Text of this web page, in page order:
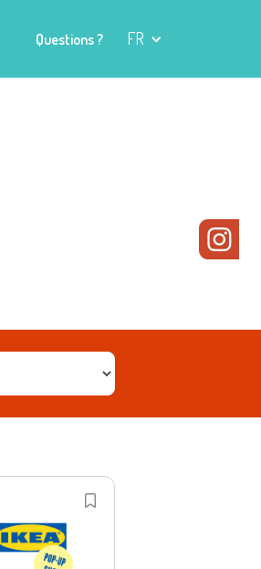
Questions ? FR